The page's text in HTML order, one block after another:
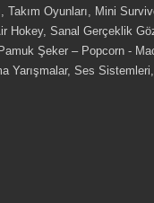
Takım Oyunları, Mini
Hokey, Sanal Gerçeklik
Şeker – Popcorn -
Yarışmalar, Ses